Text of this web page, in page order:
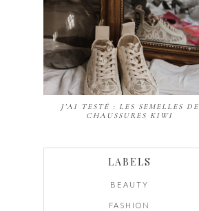
J'AI TESTÉ : LES SEMELLES DE
CHAUSSURES KIWI
LABELS
BEAUTY
FASHION